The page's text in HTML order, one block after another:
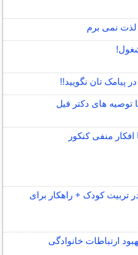
لذت نمی برم
پیامک تان نگویید!!
توصیه های دکتر فیل
منفی کنکور
تربیت کودک + راهکار برای
ارتباطات خانوادگی